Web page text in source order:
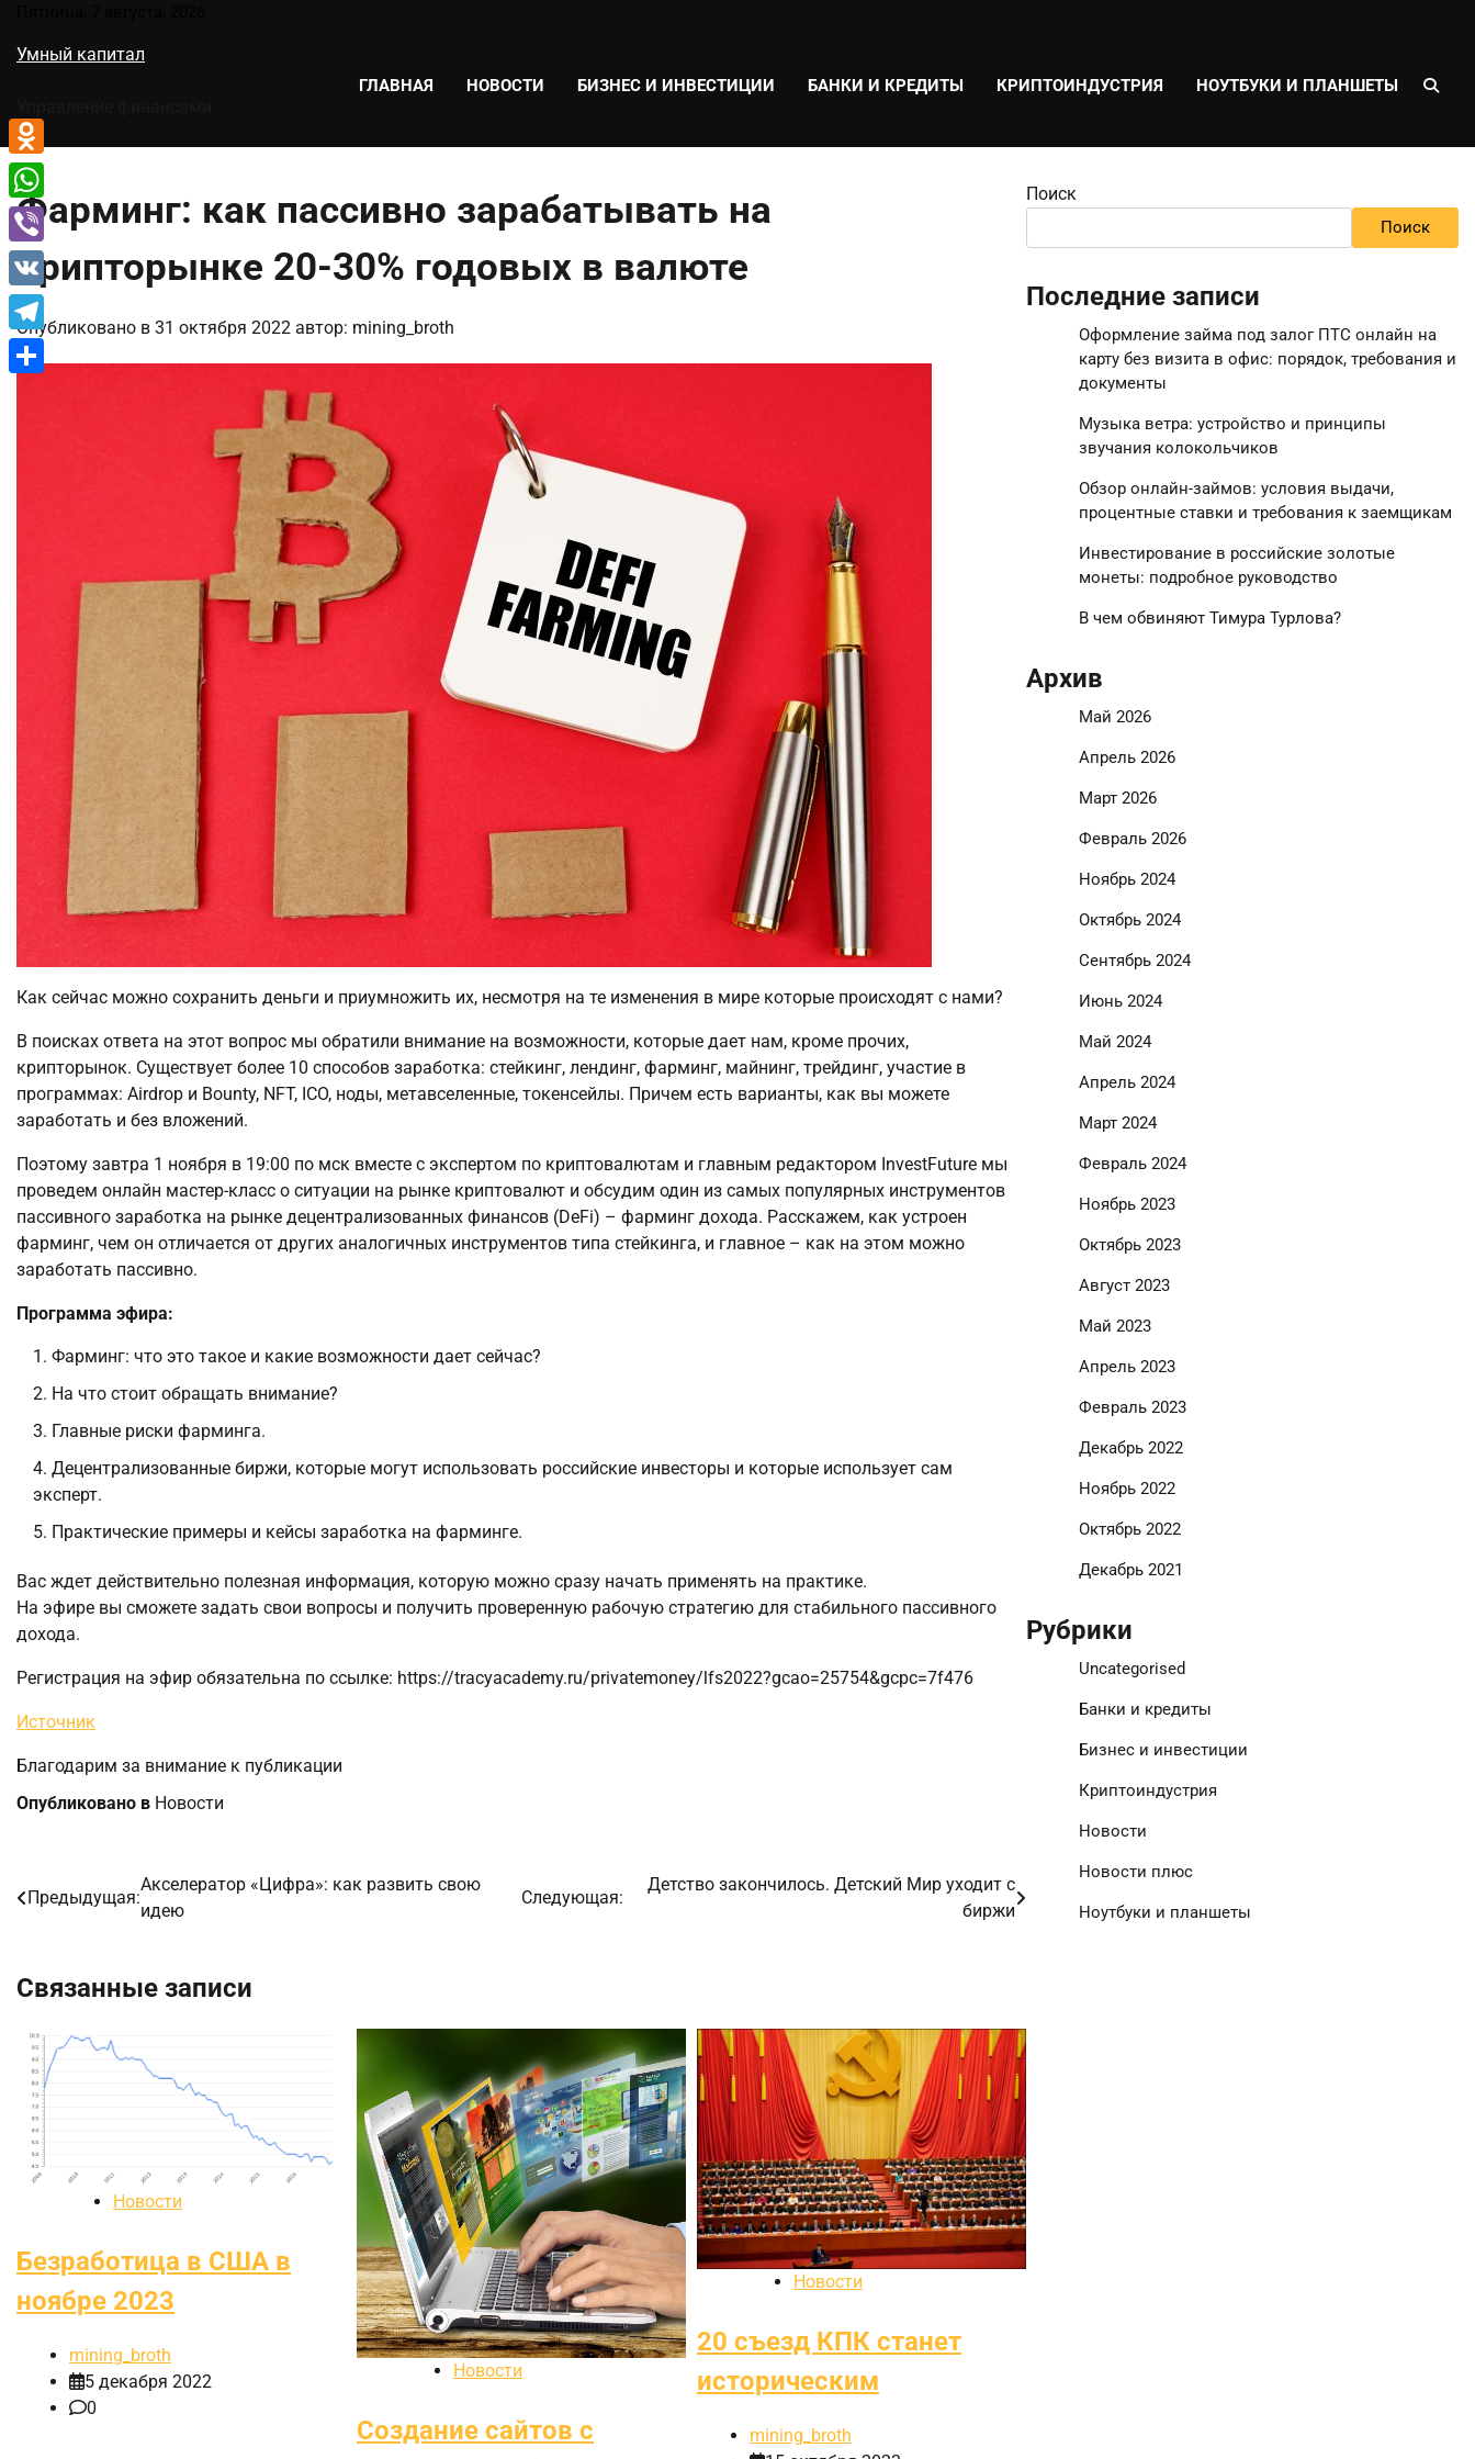
содержимому
Умный капитал
ГЛАВНАЯ НОВОСТИ БИЗНЕС И ИНВЕСТИЦИИ БАНКИ И КРЕДИТЫ КРИПТОИНДУСТРИЯ НОУТБУКИ И ПЛАНШЕТЫ
Фарминг: как пассивно зарабатывать на
крипторынке 20-30% годовых в валюте
Опубликовано в 31 октября 2022 автор: mining_broth
Как сейчас можно сохранить деньги и приумножить их, несмотря на те изменения в мире которые происходят с нами?
В поисках ответа на этот вопрос мы обратили внимание на возможности, которые дает нам, кроме прочих,
крипторынок. Существует более 10 способов заработка: стейкинг, лендинг, фарминг, майнинг, трейдинг, участие в
программах: Airdrop и Bounty, NFT, ICO, ноды, метавселенные, токенсейлы. Причем есть варианты, как вы можете
заработать и без вложений.
Поэтому завтра 1 ноября в 19:00 по мск вместе с экспертом по криптовалютам и главным редактором InvestFuture мы
проведем онлайн мастер-класс о ситуации на рынке криптовалют и обсудим один из самых популярных инструментов
пассивного заработка на рынке децентрализованных финансов (DeFi) – фарминг дохода. Расскажем, как устроен
фарминг, чем он отличается от других аналогичных инструментов типа стейкинга, и главное – как на этом можно
заработать пассивно.
Программа эфира:
Фарминг: что это такое и какие возможности дает сейчас?
На что стоит обращать внимание?
Главные риски фарминга.
Децентрализованные биржи, которые могут использовать российские инвесторы и которые использует сам
эксперт.
Практические примеры и кейсы заработка на фарминге.
Вас ждет действительно полезная информация, которую можно сразу начать применять на практике.
На эфире вы сможете задать свои вопросы и получить проверенную рабочую стратегию для стабильного пассивного
дохода.
Регистрация на эфир обязательна по ссылке: https://tracyacademy.ru/privatemoney/lfs2022?gcao=25754&gcpc=7f476
Источник
Благодарим за внимание к публикации
Опубликовано в Новости
Навигация
Предыдущая:
Акселератор «Цифра»: как развить свою
идею
Следующая:
Детство закончилось. Детский Мир уходит с
биржи
Связанные записи
Новости
Безработица в США в
ноябре 2023
mining_broth
5 декабря 2022
0
Новости
Создание сайтов с
Новости
20 съезд КПК станет
историческим
mining_broth
Поиск
Поиск
Последние записи
Оформление займа под залог ПТС онлайн на
карту без визита в офис: порядок, требования и
документы
Музыка ветра: устройство и принципы
звучания колокольчиков
Обзор онлайн-займов: условия выдачи,
процентные ставки и требования к заемщикам
Инвестирование в российские золотые
монеты: подробное руководство
В чем обвиняют Тимура Турлова?
Архив
Май 2026
Апрель 2026
Март 2026
Февраль 2026
Ноябрь 2024
Октябрь 2024
Сентябрь 2024
Июнь 2024
Май 2024
Апрель 2024
Март 2024
Февраль 2024
Ноябрь 2023
Октябрь 2023
Август 2023
Май 2023
Апрель 2023
Февраль 2023
Декабрь 2022
Ноябрь 2022
Октябрь 2022
Декабрь 2021
Рубрики
Uncategorised
Банки и кредиты
Бизнес и инвестиции
Криптоиндустрия
Новости
Новости плюс
Ноутбуки и планшеты
Odnoklassniki
WhatsApp
Viber
VK
Telegram